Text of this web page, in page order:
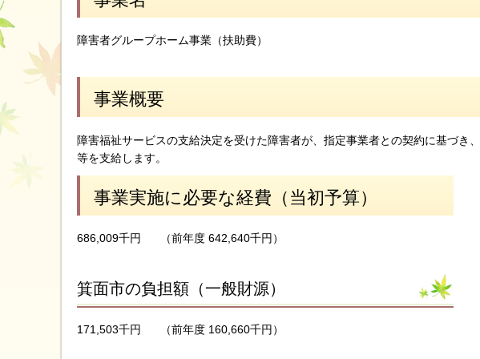
障害者グループホーム事業（扶助費）
事業概要
障害福祉サービスの支給決定を受けた障害者が、指定事業者との契約に基づき
等を支給します。
事業実施に必要な経費（当初予算）
686,009千円 （前年度 642,640千円）
箕面市の負担額（一般財源）
171,503千円 （前年度 160,660千円）